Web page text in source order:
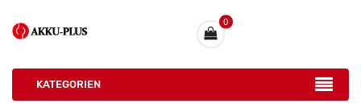
0
KATEGORIEN